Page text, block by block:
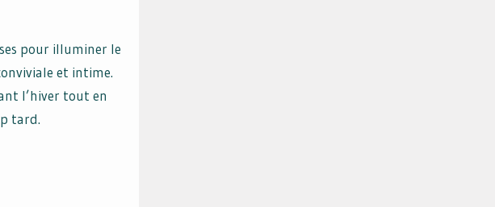
pour illuminer le
et intime.
l’hiver tout en
tard.